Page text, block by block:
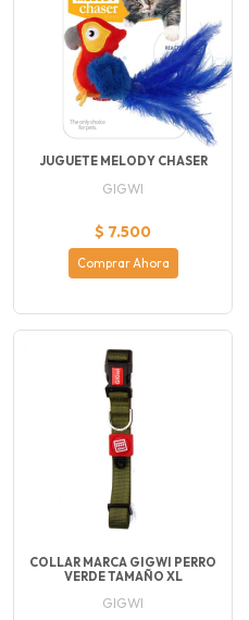
JUGUETE MELODY CHASER
GIGWI
$ 7.500
Comprar Ahora
COLLAR MARCA GIGWI PERRO
VERDE TAMAÑO XL
GIGWI